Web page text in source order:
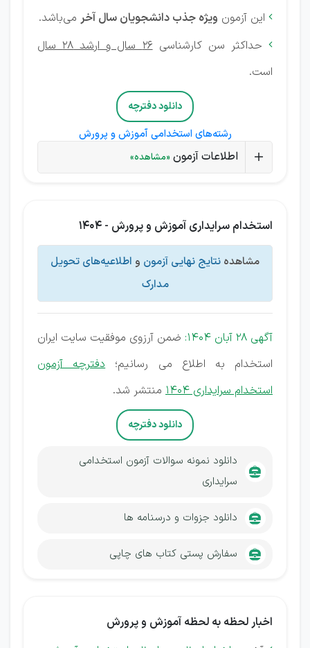
 این آزمون ویژه جذب دانشجویان سال آخر می‌باشد.
حداکثر سن کارشناسی26 سال و ارشد 28 سال
است.
دانلود دفترچه
رشته‌های استخدامی آموزش و پرورش
اطلاعات آزمون «مشاهده»
استخدام سرایداری آموزش و پرورش - 1404
مشاهده نتایج نهایی آزمون و اطلاعیه‌های تحویل
مدارک
آگهی 28 آبان 1404:
ضمن آرزوی موفقیت سایت ایران
استخدام به اطلاع می رسانیم؛دفترچه آزمون
استخدام سرایداری 1404
منتشر شد.
دانلود دفترچه
دانلود نمونه سوالات آزمون استخدامی
سرایداری
دانلود جزوات و درسنامه ها
سفارش پستی کتاب های چاپی
اخبار لحظه‌ به لحظه آموزش و پرورش